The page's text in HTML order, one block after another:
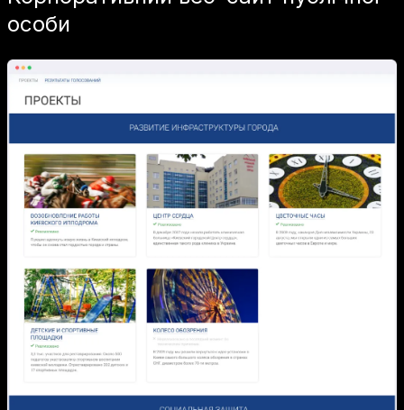
особи